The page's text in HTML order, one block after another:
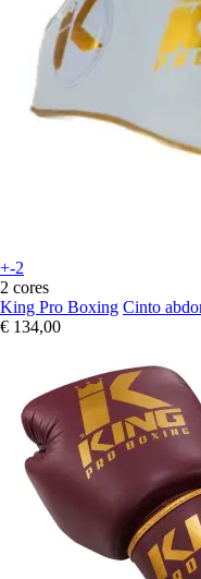
+-2
2 cores
King Pro Boxing Cinto
€ 134,00